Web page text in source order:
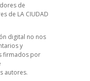
de
de LA CIUDAD
digital no nos
y
firmados por
autores.